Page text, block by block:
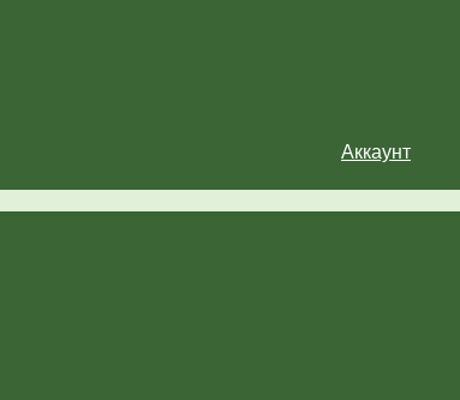
Аккаунт